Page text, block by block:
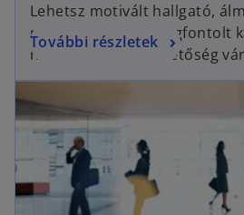
Lehetsz motivált hallgató,
pályakezdő vagy megfontolt
nálunk végtelen lehetőség
További részletek